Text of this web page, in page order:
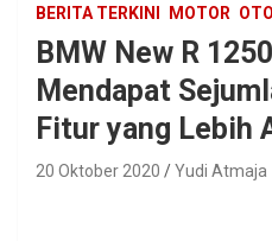
BERITA TERKINI MOTOR
BMW New R
Mendapat
Fitur yang Lebih
20 Oktober 2020 Yudi Atmaja